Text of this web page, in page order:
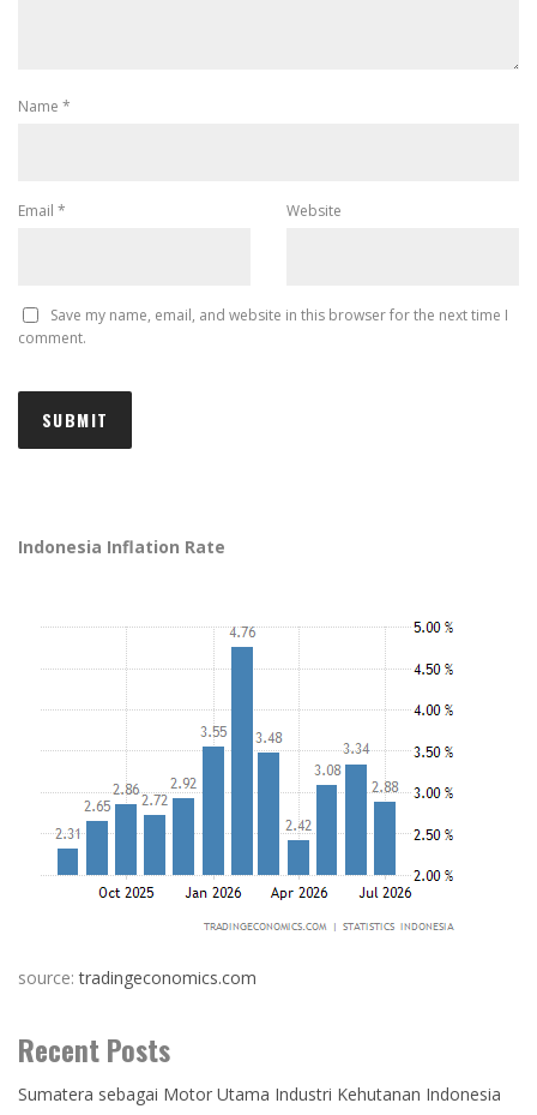
Name *
Email * Website
Save my name, email, and website in this browser for the next time I
comment.
Indonesia Inflation Rate
source:tradingeconomics.com
Recent Posts
Sumatera sebagai Motor Utama Industri Kehutanan Indonesia